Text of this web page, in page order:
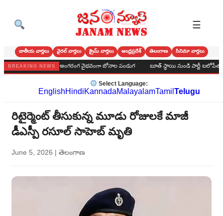
☰
జాతీయ వార్తలు వైరల్ వార్తలు క్రైమ్ వార్తలు ఆంధ్రప్రదేశ్ తెలంగాణ సినిమా వార్తలు
BREAKING NEWS
హైస్కూల్‌లో అంగరంగ వైభవంగా బోనాల పండుగ బూత్ స్థాయి నుండి పార్టీ బలోపేతం చేద్దాం :
Select Language:
EnglishHindiKannadaMalayalamTamil Telugu
రిటైర్మెంట్ తీసుకున్న మూడు రోజులకే మాజీ
డీఎస్పీ రసూల్ సాహెబ్ మృతి
June 5, 2026 | తెలంగాణ